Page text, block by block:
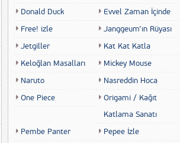
Donald Duck
Evvel Zaman İçinde
Free! izle
Janggeum’ın Rüyası
Jetgiller
Kat Kat Katla
Keloğlan Masalları
Mickey Mouse
Naruto
Nasreddin Hoca
One Piece
Origami / Kağıt
Katlama Sanatı
Pembe Panter
Pepee İzle